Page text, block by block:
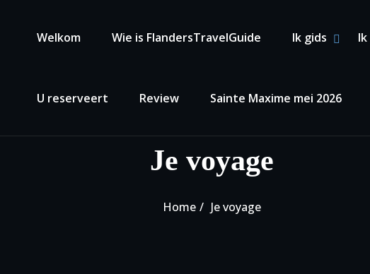
Welkom
Wie is FlandersTravelGuide Ik gids HIDE
U reserveert Review Sainte Maxime mei 2026
Je voyage
Home Je voyage